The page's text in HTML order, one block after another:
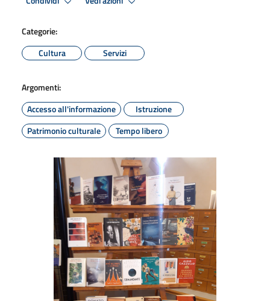
Categorie:
Cultura
Servizi
Argomenti:
Accesso all'informazione
Istruzione
Patrimonio culturale
Tempo libero